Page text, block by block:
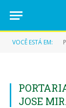
VOCÊ ESTÁ EM:
JOSE